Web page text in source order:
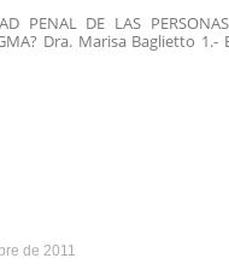
PENAL DE LAS
Dra. Marisa Baglietto
de 2011